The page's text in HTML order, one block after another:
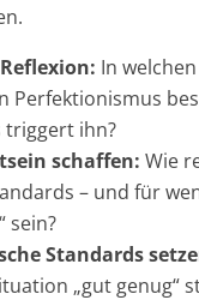
In
Perfektionismus
triggert ihn?
schaffen: Wie
– und für
sein?
Standards
„gut genug“